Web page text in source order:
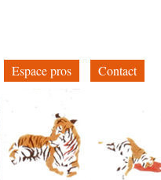
Espace pros Contact